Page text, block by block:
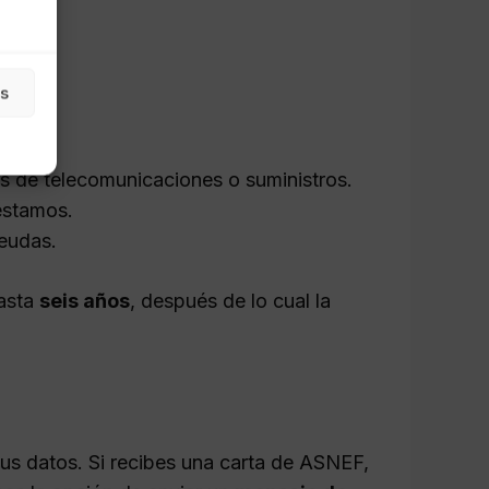
de telecomunicaciones o suministros.
seis años, después de lo cual la
datos. Si recibes una carta de ASNEF,